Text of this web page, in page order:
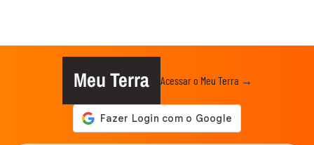
Meu Terra Acessar o Meu Terra →